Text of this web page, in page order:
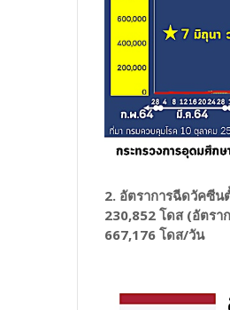
2. อัตราการฉีดวัคซี
230,852 โดส (อัตรา
667,176 โดส/วัน